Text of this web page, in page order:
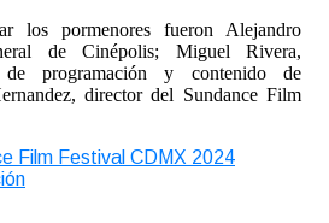
los pormenores fueron Alejandro
de Cinépolis; Miguel Rivera,
de programación y contenido de
director del Sundance Film
Film Festival CDMX 2024